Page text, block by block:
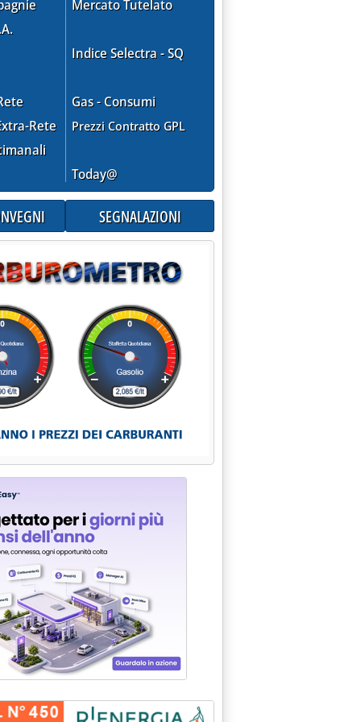
Rete
Mercato Tutelato
Indice Selectra - SQ
Gas - Consumi
Prezzi Contratto GPL
Today@
SEGNALAZIONI